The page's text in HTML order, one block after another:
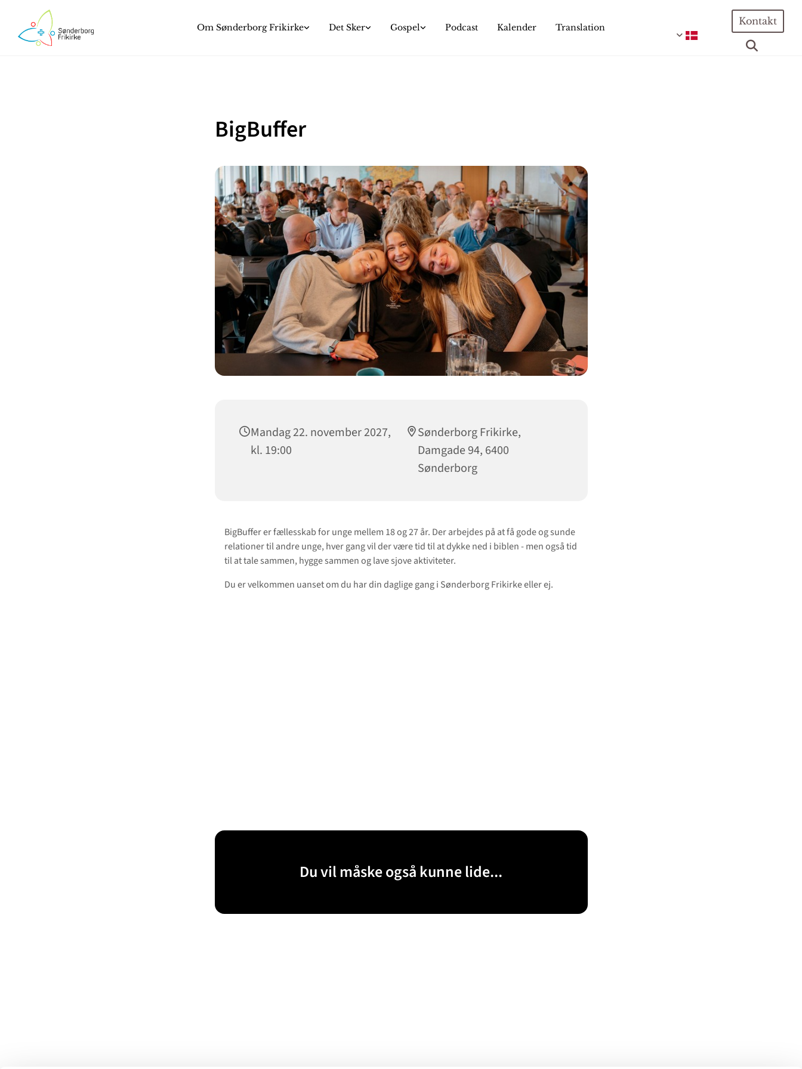
Om Sønderborg Frikirke Det Sker Gospel Podcast Kalender Translation
Kontakt
BigBuffer
Mandag 22. november 2027,
kl. 19:00
Sønderborg Frikirke,
Damgade 94, 6400
Sønderborg
BigBuffer er fællesskab for unge mellem 18 og 27 år. Der arbejdes på at få gode og sunde
relationer til andre unge, hver gang vil der være tid til at dykke ned i biblen - men også tid
til at tale sammen, hygge sammen og lave sjove aktiviteter.
Du er velkommen uanset om du har din daglige gang i Sønderborg Frikirke eller ej.
Du vil måske også kunne lide...